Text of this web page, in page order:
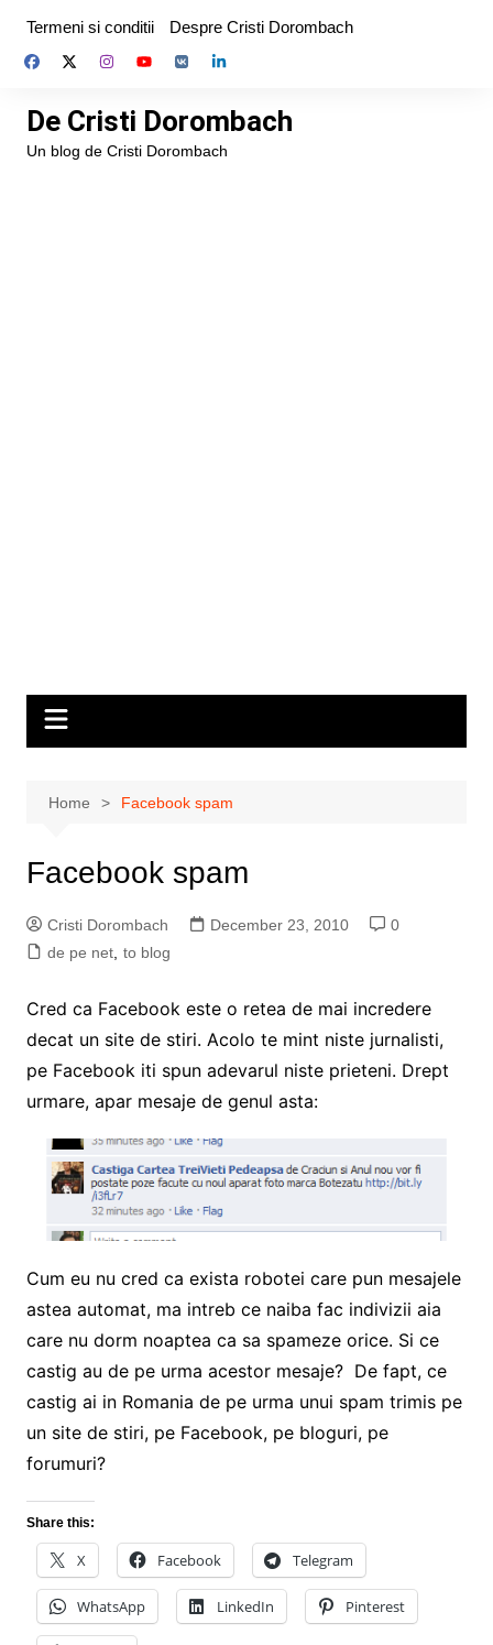
content
Termeni si conditii Despre Cristi Dorombach
De Cristi Dorombach
Un blog de Cristi Dorombach
Home Facebook spam
Facebook spam
Cristi Dorombach December 23, 2010
0
de pe net, to blog
Cred ca Facebook este o retea de mai incredere
decat un site de stiri. Acolo te mint niste jurnalisti,
pe Facebook iti spun adevarul niste prieteni. Drept
urmare, apar mesaje de genul asta:
Cum eu nu cred ca exista robotei care pun mesajele
astea automat, ma intreb ce naiba fac indivizii aia
care nu dorm noaptea ca sa spameze orice. Si ce
castig au de pe urma acestor mesaje? De fapt, ce
castig ai in Romania de pe urma unui spam trimis pe
un site de stiri, pe Facebook, pe bloguri, pe
forumuri?
Share this:
X Facebook Telegram
WhatsApp LinkedIn Pinterest